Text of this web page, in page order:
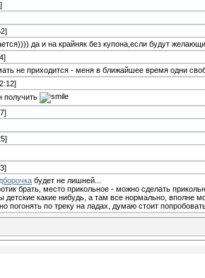
да и на крайняк без купона,если будут
не приходится - меня в ближайшее время одни
получить
будет не лишней...
брать, место прикольное - можно сделать
детские какие нибудь, а там все нормально, вполне
погонять по треку на ладах, думаю стоит